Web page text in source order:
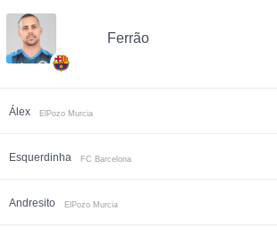
Ferrão
Álex ElPozo Murcia
Esquerdinha FC Barcelona
Andresito ElPozo Murcia